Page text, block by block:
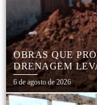
OBRAS QUE
DRENAGEM
5
6 de agosto de 2026